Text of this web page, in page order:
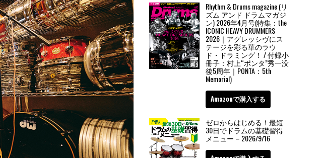
Rhythm & Drums magazine (リ
ズム アンド ドラムマガジ
ン) 2026年4月号(特集：the
ICONIC HEAVY DRUMMERS
2026｜アグレッシヴにス
テージを彩る華のラウ
ド・ドラミング！ / 付録小
冊子：村上“ポンタ”秀一没
後5周年｜PONTA：5th
Memorial)
Amazonで購入する
ゼロからはじめる！最短
30日でドラムの基礎習得
メニュー – 2026/9/16